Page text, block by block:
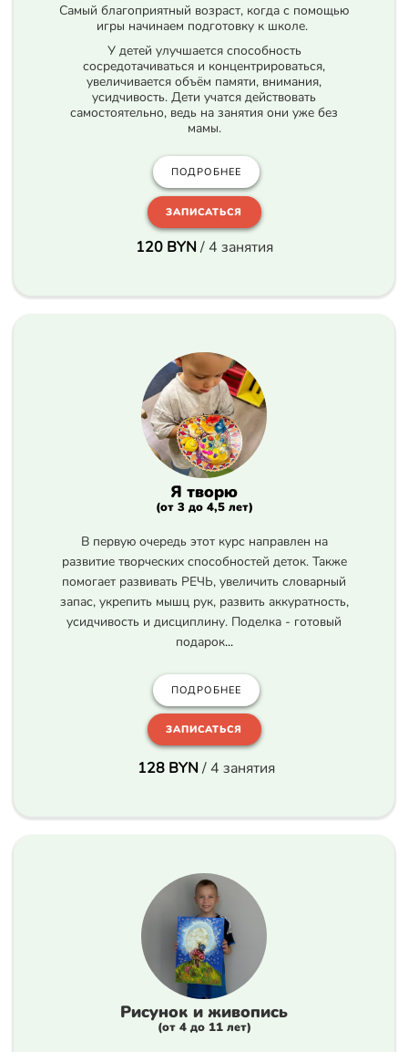
Самый благоприятный возраст, когда с помощью
игры начинаем подготовку к школе.
У детей улучшается способность
сосредотачиваться и концентрироваться,
увеличивается объём памяти, внимания,
усидчивость. Дети учатся действовать
самостоятельно, ведь на занятия они уже без
мамы.
ПОДРОБНЕЕ
ЗАПИСАТЬСЯ
120 BYN/ 4 занятия
Я творю
(от 3 до 4,5 лет)
В первую очередь этот курс направлен на
развитие творческих способностей деток. Также
помогает развивать РЕЧЬ, увеличить словарный
запас, укрепить мышц рук, развить аккуратность,
усидчивость и дисциплину. Поделка - готовый
подарок...
ПОДРОБНЕЕ
ЗАПИСАТЬСЯ
128 BYN/ 4 занятия
Рисунок и живопись
(от 4 до 11 лет)